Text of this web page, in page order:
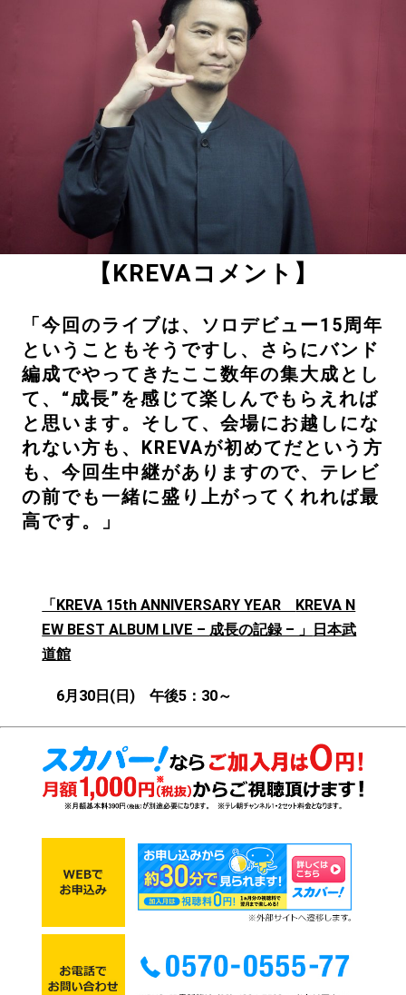
【KREVAコメント】
「今回のライブは、ソロデビュー15周年
ということもそうですし、さらにバンド
編成でやってきたここ数年の集大成とし
て、“成長”を感じて楽しんでもらえれば
と思います。そして、会場にお越しにな
れない方も、KREVAが初めてだという方
も、今回生中継がありますので、テレビ
の前でも一緒に盛り上がってくれれば最
高です。」
「KREVA 15th ANNIVERSARY YEAR
KREVA N
EW BEST ALBUM LIVE –成長の記録 – 」
日本武
道館
6月30日(日) 午後5：30～